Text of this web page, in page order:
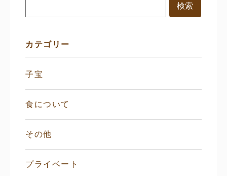
ニ
カテゴリー
子宝
食について
その他
プライベート